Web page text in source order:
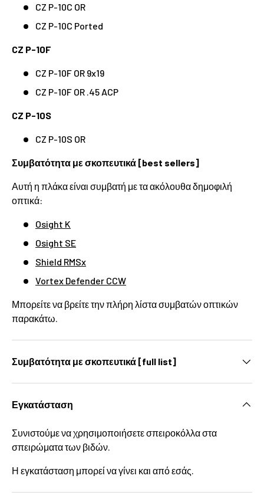
CZ P-10C OR
CZ P-10C Ported
CZ P-10F
CZ P-10F OR 9x19
CZ P-10F OR .45 ACP
CZ P-10S
CZ P-10S OR
Συμβατότητα με σκοπευτικά [best sellers]
Αυτή η πλάκα είναι συμβατή με τα ακόλουθα δημοφιλή
οπτικά:
Osight K
Osight SE
Shield RMSx
Vortex Defender CCW
Μπορείτε να βρείτε την πλήρη λίστα συμβατών οπτικών
παρακάτω.
Συμβατότητα με σκοπευτικά [full list]
Εγκατάσταση
Συνιστούμε να χρησιμοποιήσετε σπειροκόλλα στα
σπειρώματα των βιδών.
Η εγκατάσταση μπορεί να γίνει και από εσάς.